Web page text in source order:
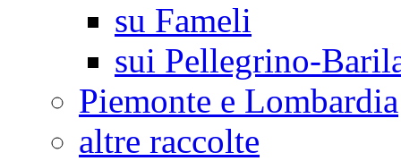
su Fameli
sui Pellegrino-
Piemonte e Lombardia
altre raccolte